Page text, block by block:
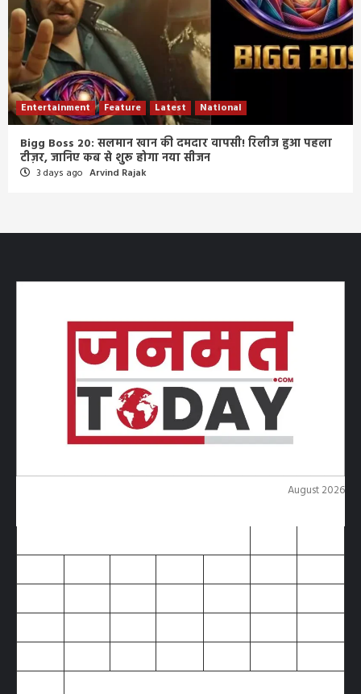
Entertainment Feature Latest National
Bigg Boss 20: सलमान खान की दमदार वापसी! रिलीज हुआ पहला
टीज़र, जानिए कब से शुरू होगा नया सीजन
3 days ago Arvind Rajak
August 2026